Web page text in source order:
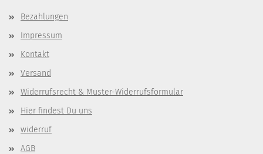
Bezahlungen
Impressum
Kontakt
Versand
Widerrufsrecht & Muster-Widerrufsformular
Hier findest Du uns
widerruf
AGB